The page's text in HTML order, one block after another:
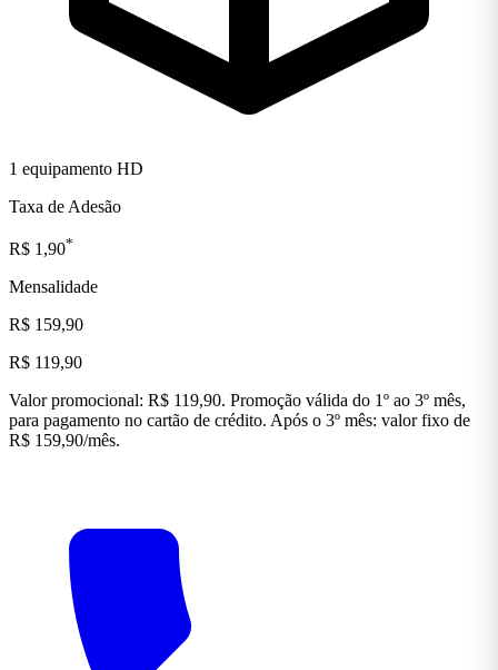
1 equipamento HD
Taxa de Adesão
R$ 1,90*
Mensalidade
R$ 159,90
R$ 119,90
Valor promocional: R$ 119,90. Promoção válida do 1º ao 3º mês,
para pagamento no cartão de crédito. Após o 3º mês: valor fixo de
R$ 159,90/mês.